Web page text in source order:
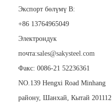
Экспорт бөлүмү B:
+86 13764965049
Электрондук
почта:sales@sakysteel.com
Факс: 0086-21 52236361
NO.139 Hengxi Road Minhang
району, Шанхай, Кытай 201112